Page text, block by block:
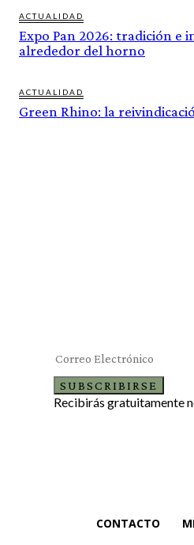
ACTUALIDAD
Expo Pan 2026: tradición e
alrededor del horno
ACTUALIDAD
Green Rhino: la
SUBSCRIBIRSE
Recibirás gratuitamente
CONTACTO